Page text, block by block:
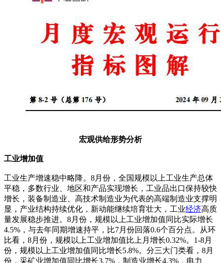
宏观供给形势分析
工业增加值
工业生产增速稳中略降。8月份，全国规模以上工业生产总体
平稳，多数行业、地区和产品实现增长，工业品出口保持较快
增长，装备制造业、高技术制造业为代表的高端制造业支撑明
显，产业结构持续优化，新动能继续培育壮大，工业经济高质
量发展稳步推进。8月份，规模以上工业增加值同比实际增长
4.5%，与去年同期增速持平，比7月份回落0.6个百分点。从环
比看，8月份，规模以上工业增加值比上月增长0.32%。1-8月
份，规模以上工业增加值同比增长5.8%。分三大门类看，8月
份，采矿业增加值同比增长3.7%，制造业增长4.3%，电力、